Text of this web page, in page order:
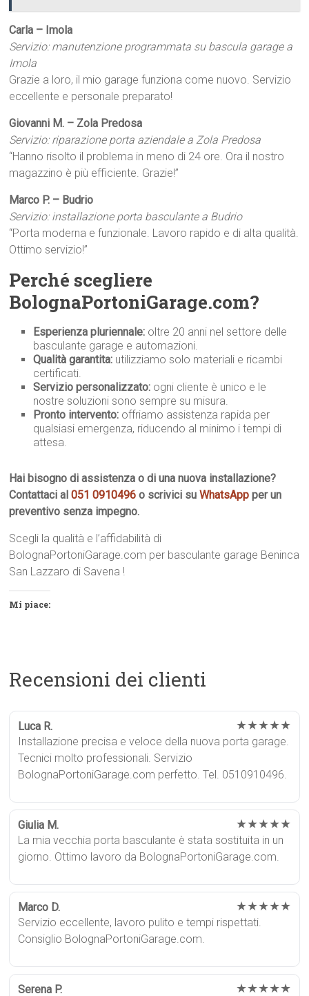
Carla – Imola
Servizio: manutenzione programmata su bascula garage a
Imola
Grazie a loro, il mio garage funziona come nuovo. Servizio
eccellente e personale preparato!
Giovanni M. – Zola Predosa
Servizio: riparazione porta aziendale a Zola Predosa
“Hanno risolto il problema in meno di 24 ore. Ora il nostro
magazzino è più efficiente. Grazie!”
Marco P. – Budrio
Servizio: installazione porta basculante a Budrio
“Porta moderna e funzionale. Lavoro rapido e di alta qualità.
Ottimo servizio!”
Perché scegliere
BolognaPortoniGarage.com?
Esperienza pluriennale: oltre 20 anni nel settore delle
basculante garage e automazioni.
Qualità garantita: utilizziamo solo materiali e ricambi
certificati.
Servizio personalizzato: ogni cliente è unico e le
nostre soluzioni sono sempre su misura.
Pronto intervento: offriamo assistenza rapida per
qualsiasi emergenza, riducendo al minimo i tempi di
attesa.
Hai bisogno di assistenza o di una nuova installazione?
Contattaci al051 0910496 o scrivici suWhatsApp per un
preventivo senza impegno.
Scegli la qualità e l’affidabilità di
BolognaPortoniGarage.com per basculante garage Beninca
San Lazzaro di Savena !
Mi piace:
Recensioni dei clienti
Luca R. ★★★★★
Installazione precisa e veloce della nuova porta garage.
Tecnici molto professionali. Servizio
BolognaPortoniGarage.com perfetto. Tel. 0510910496.
Giulia M. ★★★★★
La mia vecchia porta basculante è stata sostituita in un
giorno. Ottimo lavoro da BolognaPortoniGarage.com.
Marco D. ★★★★★
Servizio eccellente, lavoro pulito e tempi rispettati.
Consiglio BolognaPortoniGarage.com.
Serena P. ★★★★★